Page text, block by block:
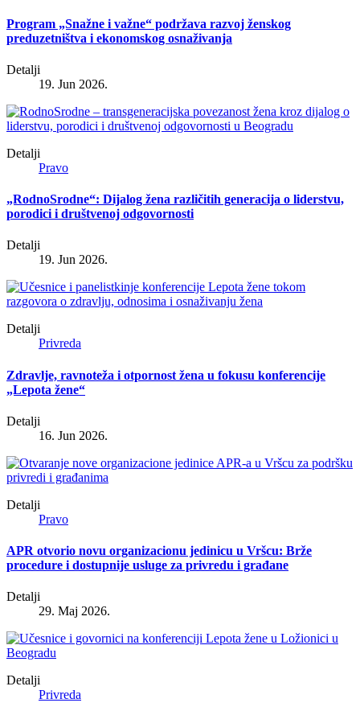
Program „Snažne i važne“ podržava razvoj ženskog
preduzetništva i ekonomskog osnaživanja
Detalji
19. Jun 2026.
Detalji
Pravo
„RodnoSrodne“: Dijalog žena različitih generacija o liderstvu,
porodici i društvenoj odgovornosti
Detalji
19. Jun 2026.
Detalji
Privreda
Zdravlje, ravnoteža i otpornost žena u fokusu konferencije
„Lepota žene“
Detalji
16. Jun 2026.
Detalji
Pravo
APR otvorio novu organizacionu jedinicu u Vršcu: Brže
procedure i dostupnije usluge za privredu i građane
Detalji
29. Maj 2026.
Detalji
Privreda